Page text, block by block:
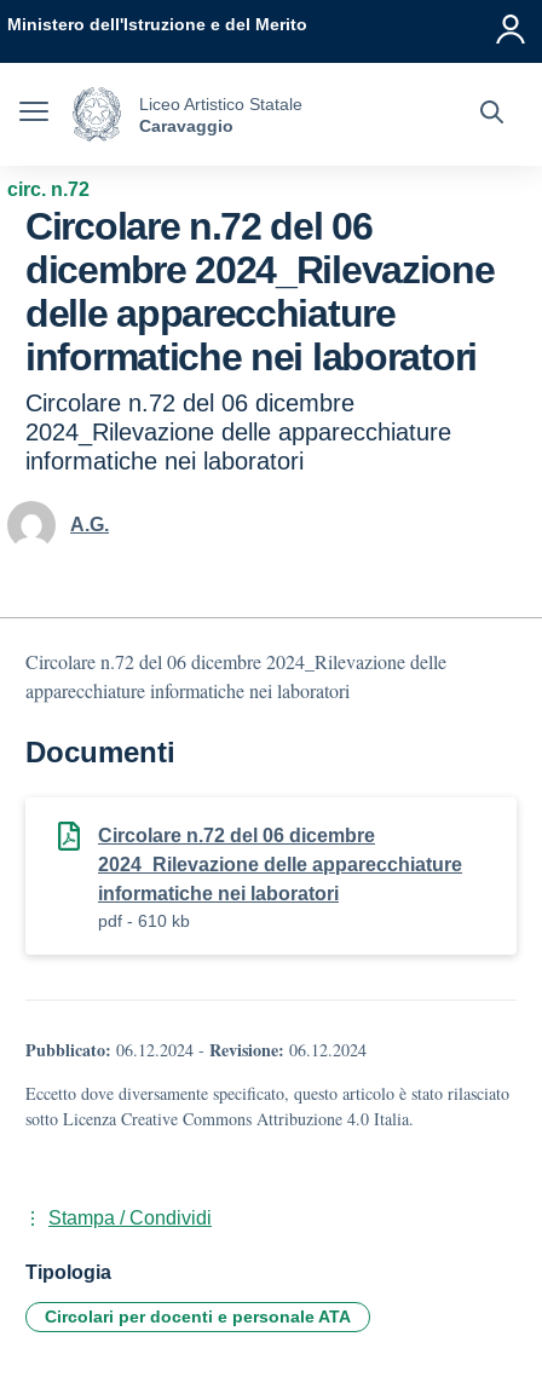
Ministero dell'Istruzione e del Merito
Liceo Artistico Statale
Caravaggio
circ. n.72
Circolare n.72 del 06
dicembre 2024_Rilevazione
delle apparecchiature
informatiche nei laboratori
Circolare n.72 del 06 dicembre
2024_Rilevazione delle apparecchiature
informatiche nei laboratori
A.G.
Circolare n.72 del 06 dicembre 2024_Rilevazione delle
apparecchiature informatiche nei laboratori
Documenti
Circolare n.72 del 06 dicembre
2024_Rilevazione delle apparecchiature
informatiche nei laboratori
pdf - 610 kb
Pubblicato: 06.12.2024 - Revisione: 06.12.2024
Eccetto dove diversamente specificato, questo articolo è stato rilasciato
sotto Licenza Creative Commons Attribuzione 4.0 Italia.
Stampa / Condividi
Tipologia
Circolari per docenti e personale ATA